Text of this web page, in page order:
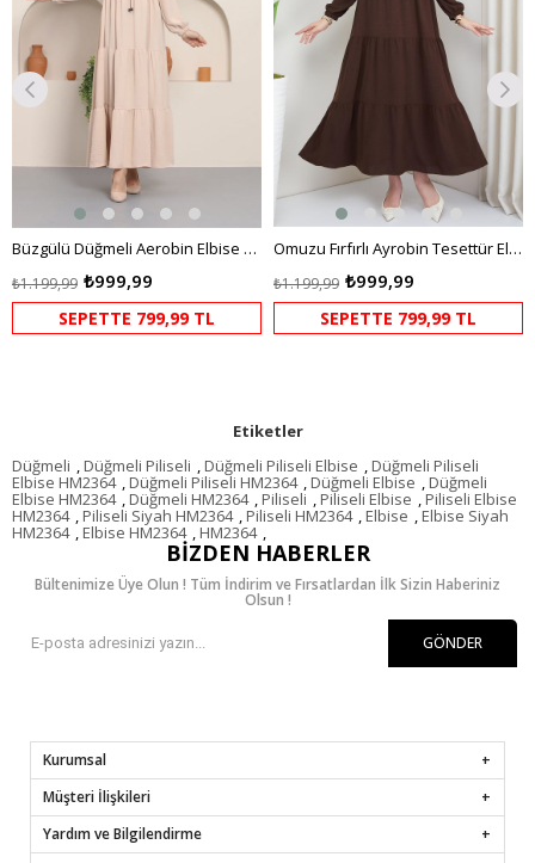
Büzgülü Düğmeli Aerobin Elbise Krem
₺999,99
₺1.199,99
SEPETTE 799,99 TL
Omuzu Fırfırlı Ayrobin Tesettür Elbise Kahverengi HM2062
₺999,99
₺1.199,99
SEPETTE 799,99 TL
Etiketler
Düğmeli
Düğmeli Piliseli Düğmeli Piliseli Elbise Düğmeli Piliseli
Elbise HM2364 Düğmeli Piliseli HM2364 Düğmeli Elbise Düğmeli
Elbise HM2364 Düğmeli HM2364 Piliseli Piliseli Elbise Piliseli Elbise
HM2364 Piliseli Siyah HM2364 Piliseli HM2364 Elbise Elbise Siyah
HM2364 Elbise HM2364 HM2364
BIZDEN HABERLER
Bültenimize Üye Olun ! Tüm İndirim ve Fırsatlardan İlk Sizin Haberiniz
Olsun !
GÖNDER
Kurumsal
Müşteri İlişkileri
Yardım ve Bilgilendirme